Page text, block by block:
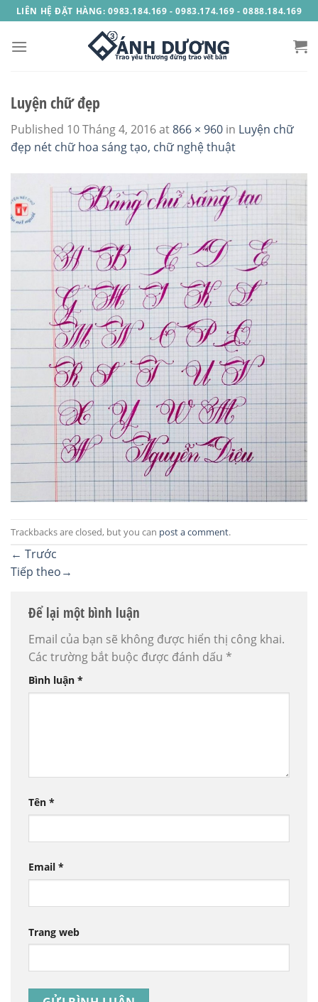
Skip
to
content
LIÊN HỆ ĐẶT HÀNG: 0983.184.169 - 0983.174.169 - 0888.184.169
Luyện chữ đẹp
Published 10 Tháng 4, 2016at866 × 960 in Luyện chữ
đẹp nét chữ hoa sáng tạo, chữ nghệ thuật
Trackbacks are closed, but you can post a comment.
← Trước
Tiếp theo→
Để lại một bình luận
Email của bạn sẽ không được hiển thị công khai.
Các trường bắt buộc được đánh dấu *
Bình luận *
Tên *
Email *
Trang web